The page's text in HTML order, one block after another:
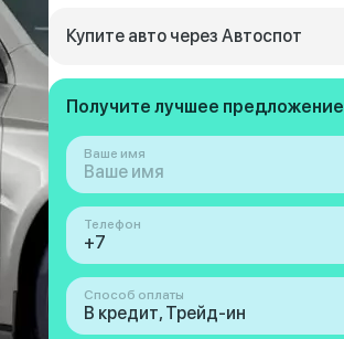
Купите авто через Автоспот
Получите лучшее предложение
Ваше имя
Телефон
Способ оплаты
В кредит, Трейд-ин